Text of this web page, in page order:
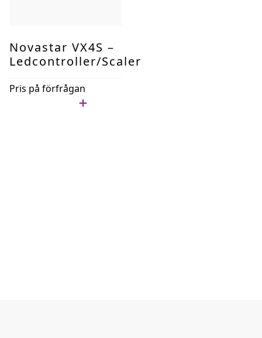
Novastar VX4S –
Ledcontroller/Scaler
Pris på förfrågan